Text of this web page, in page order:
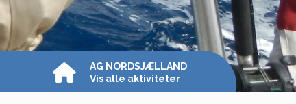
AG NORDSJÆLLAND
Vis alle aktiviteter